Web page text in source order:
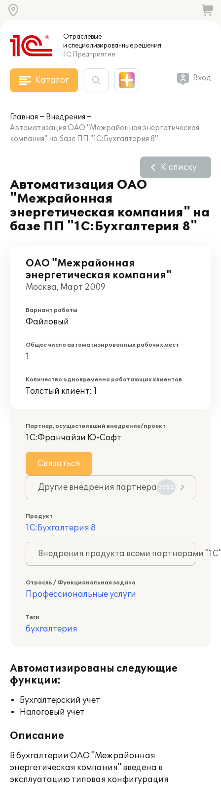
Отраслевые
и специализированныерешения
1С:Предприятие
Каталог Вход
Главная
Внедрения
Автоматизация ОАО "Межрайонная энергетическая
компания" на базе ПП "1С:Бухгалтерия 8"
Автоматизация ОАО
"Межрайонная
энергетическая компания" на
базе ПП "1С:Бухгалтерия 8"
К списку
ОАО "Межрайонная
энергетическая компания"
Москва, Март 2009
Вариант работы
Файловый
Общее число автоматизированных рабочих мест
1
Количество одновременно работающих клиентов
Толстый клиент: 1
Партнер, осуществивший внедрение/проект
1С:Франчайзи Ю-Софт
Связаться
Другие внедрения партнера 3552
Продукт
1С:Бухгалтерия 8
Внедрения продукта всеми партнерами
Отрасль / Функциональная задача
Профессиональные услуги
Теги
бухгалтерия
Автоматизированы следующие
функции:
Бухгалтерский учет
Налоговый учет
Описание
В бухгалтерии ОАО "Межрайонная
энергетическая компания" введена в
эксплуатацию типовая конфигурация